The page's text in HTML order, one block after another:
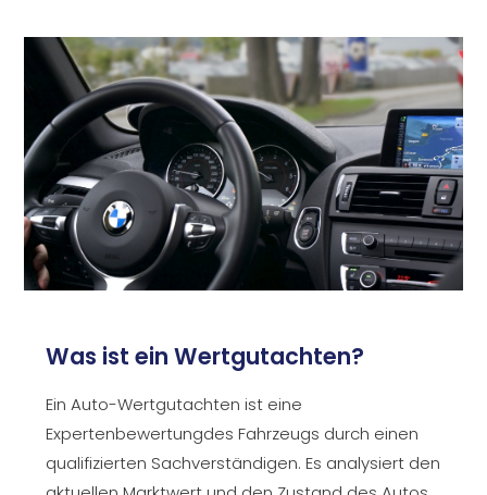
Was ist ein Wertgutachten?
Ein Auto-Wertgutachten ist eine
Expertenbewertungdes Fahrzeugs durch einen
qualifizierten Sachverständigen. Es analysiert den